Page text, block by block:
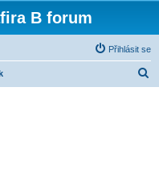
B forum
Přihlásit se